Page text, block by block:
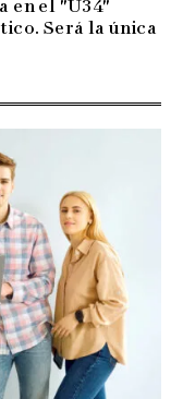
en el "U34"
Será la única